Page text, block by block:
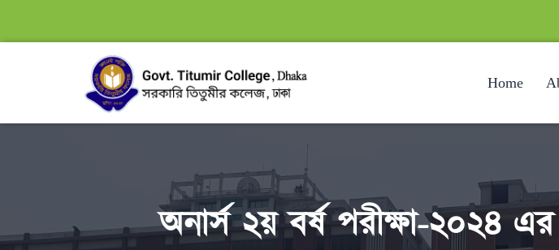
Home
অনার্স ২য় বর্ষ পরীক্ষা-২০২৪